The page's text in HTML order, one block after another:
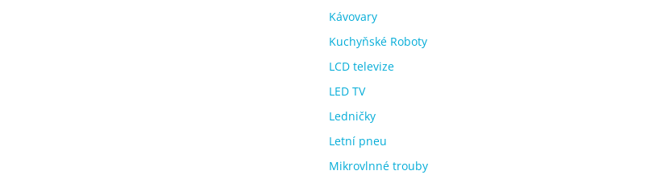
Kávovary
Kuchyňské Roboty
LCD televize
LED TV
Ledničky
Letní pneu
Mikrovlnné trouby